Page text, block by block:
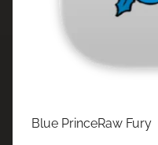
Blue PrinceRaw Fury